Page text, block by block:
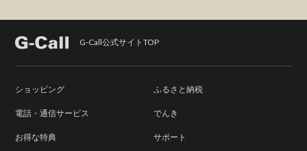
G-Call公式サイトTOP
ショッピング ふるさと納税
電話・通信サービス でんき
お得な特典 サポート